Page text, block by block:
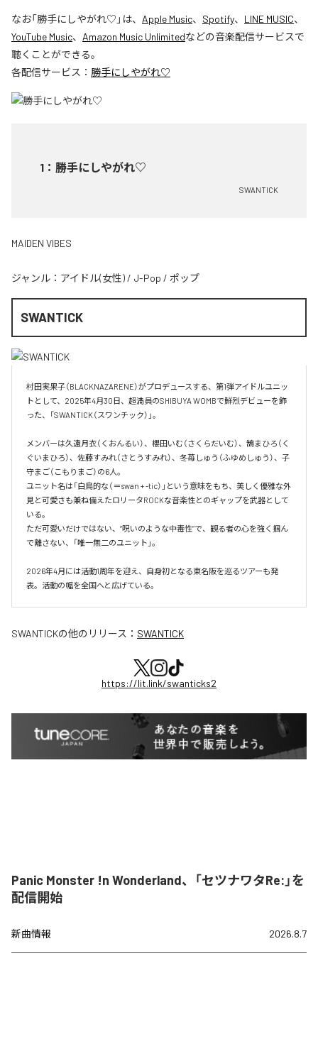
なお「勝手にしやがれ♡ 」は、 Apple Music、 Spotify、 LINE MUSIC、
YouTube Music、 Amazon Music Unlimitedなどの音楽配信サービスで
聴くことができる。
各配信サービス： 勝手にしやがれ♡
1 ： 勝手にしやがれ♡
SWANTICK
MAIDEN VIBES
ジャンル： アイドル(女性) / J-Pop / ポップ
SWANTICK
村田実果子（BLACKNAZARENE）がプロデュースする、第1弾アイドルユニッ
トとして、2025年4月30日、超満員のSHIBUYA WOMBで鮮烈デビューを飾
った、「SWANTICK（スワンチック）」。
メンバーは久遠月衣（くおんるい）、櫻田いむ（さくらだいむ）、鵠まひろ（く
ぐいまひろ）、佐藤すみれ（さとうすみれ）、冬苺しゅう（ふゆめしゅう）、子
守まご（こもりまご）の6人。
ユニット名は「白鳥的な（＝swan + -tic）」という意味をもち、美しく優雅な外
見と可愛さも兼ね備えたロリータROCKな音楽性とのギャップを武器として
いる。
ただ可愛いだけではない、“呪いのような中毒性”で、観る者の心を強く掴ん
で離さない、「唯一無二のユニット」。
2026年4月には活動1周年を迎え、自身初となる東名阪を巡るツアーも発
表。活動の幅を全国へと広げている。
SWANTICKの他のリリース： SWANTICK
https://lit.link/swanticks2
Panic Monster !n Wonderland、「セツナワタRe:」を
配信開始
新曲情報 2026.8.7